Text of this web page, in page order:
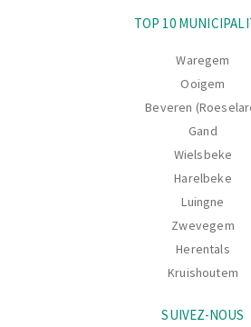
TOP 10
Waregem
Ooigem
Beveren
Gand
Wielsbeke
Harelbeke
Luingne
Zwevegem
Herentals
Kruishoutem
SUIVEZ-NOUS